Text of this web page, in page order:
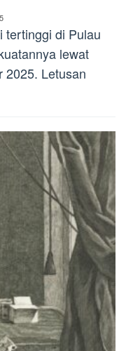
tertinggi di Pulau
lewat
2025. Letusan